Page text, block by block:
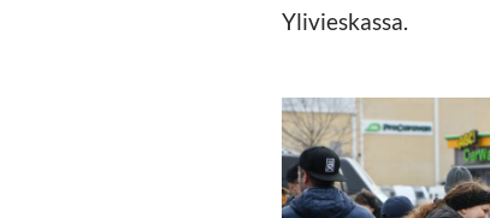
Ylivieskassa.